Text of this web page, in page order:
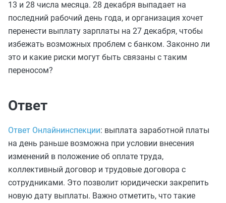
13 и 28 числа месяца. 28 декабря выпадает на
последний рабочий день года, и организация хочет
перенести выплату зарплаты на 27 декабря, чтобы
избежать возможных проблем с банком. Законно ли
это и какие риски могут быть связаны с таким
переносом?
Ответ
Ответ Онлайнинспекции: выплата заработной платы
на день раньше возможна при условии внесения
изменений в положение об оплате труда,
коллективный договор и трудовые договора с
сотрудниками. Это позволит юридически закрепить
новую дату выплаты. Важно отметить, что такие